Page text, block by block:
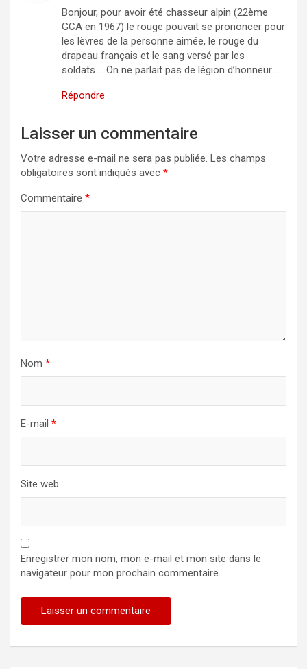
Bonjour, pour avoir été chasseur alpin (22ème
GCA en 1967) le rouge pouvait se prononcer pour
les lèvres de la personne aimée, le rouge du
drapeau français et le sang versé par les
soldats…. On ne parlait pas de légion d’honneur….
Répondre
Laisser un commentaire
Votre adresse e-mail ne sera pas publiée. Les champs
obligatoires sont indiqués avec *
Commentaire *
Nom *
E-mail *
Site web
Enregistrer mon nom, mon e-mail et mon site dans le
navigateur pour mon prochain commentaire.